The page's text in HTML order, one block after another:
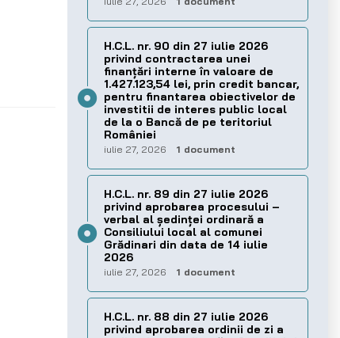
H.C.L. nr. 90 din 27 iulie 2026
privind contractarea unei
finanțări interne în valoare de
1.427.123,54 lei, prin credit bancar,
pentru finantarea obiectivelor de
investitii de interes public local
de la o Bancă de pe teritoriul
României
iulie 27, 2026 1 document
H.C.L. nr. 89 din 27 iulie 2026
privind aprobarea procesului –
verbal al şedinţei ordinară a
Consiliului local al comunei
Grădinari din data de 14 iulie
2026
iulie 27, 2026 1 document
H.C.L. nr. 88 din 27 iulie 2026
privind aprobarea ordinii de zi a